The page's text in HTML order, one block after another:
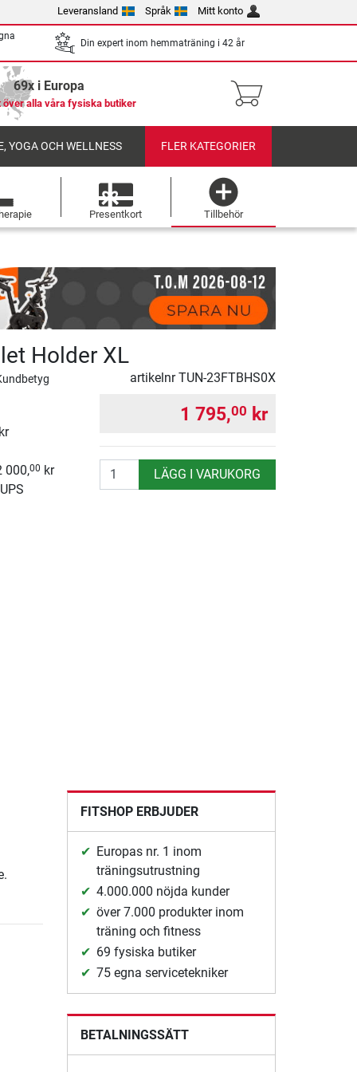
Leveransland Språk Mitt konto
Din expert inom hemmaträning i 42 år
69x i Europa
över alla våra fysiska butiker
YOGA OCH WELLNESS FLER KATEGORIER
Presentkort Tillbehör
Holder XL
artikelnrTUN-23FTBHS0X
000,00 kr
1 795,00 kr
antal LÄGG I VARUKORG
FITSHOP ERBJUDER
Europas nr. 1 inom
träningsutrustning
4.000.000 nöjda kunder
över 7.000 produkter inom
träning och fitness
69 fysiska butiker
75 egna servicetekniker
BETALNINGSSÄTT